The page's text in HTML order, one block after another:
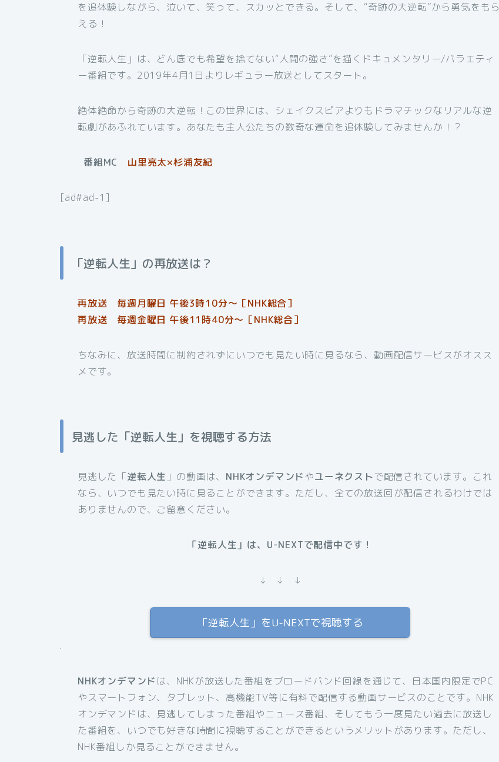
を追体験しながら、泣いて、笑って、スカッとできる。そして、“奇跡の大逆転”から勇気をもら
える！
「逆転人生」は、どん底でも希望を捨てない“人間の強さ”を描くドキュメンタリー/バラエティ
ー番組です。2019年4月1日よりレギュラー放送としてスタート。
絶体絶命から奇跡の大逆転！この世界には、シェイクスピアよりもドラマチックなリアルな逆
転劇があふれています。あなたも主人公たちの数奇な運命を追体験してみませんか！？
番組MC 山里亮太×杉浦友紀
[ad#ad-1]
「逆転人生」の再放送は？
再放送 毎週月曜日 午後3時10分～［NHK総合］
再放送 毎週金曜日 午後11時40分〜［NHK総合］
ちなみに、放送時間に制約されずにいつでも見たい時に見るなら、動画配信サービスがオスス
メです。
見逃した「逆転人生」を視聴する方法
見逃した「逆転人生 」の動画は、 NHKオンデマンドやユーネクストで配信されています。これ
なら、いつでも見たい時に見ることができます。ただし、全ての放送回が配信されるわけでは
ありませんので、ご留意ください。
「逆転人生」は、U-NEXTで配信中です！
↓ ↓ ↓
「逆転人生」をU-NEXTで視聴する
.
NHKオンデマンド は、NHKが放送した番組をブロードバンド回線を通じて、日本国内限定でPC
やスマートフォン、タブレット、高機能TV等に有料で配信する動画サービスのことです。NHK
オンデマンドは、見逃してしまった番組やニュース番組、そしてもう一度見たい過去に放送し
た番組を、いつでも好きな時間に視聴することができるというメリットがあります。ただし、
NHK番組しか見ることができません。